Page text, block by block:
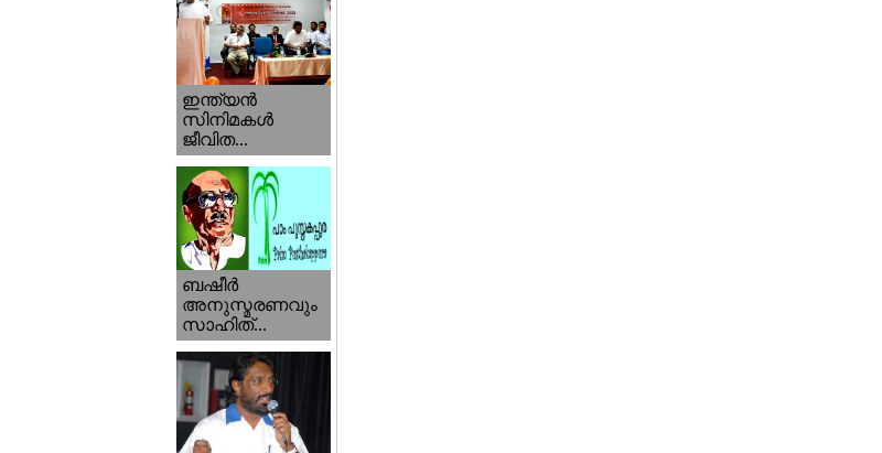
ഇന്ത്യന്‍
സിനിമകള്‍
ജീവിത...
ബഷീര്‍
അനുസ്മരണവും
സാഹിത്...